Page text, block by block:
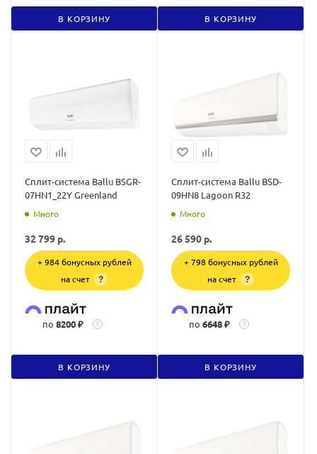
В КОРЗИНУ В КОРЗИНУ
Сплит-система Ballu BSGR-
07HN1_22Y Greenland
Много
32 799 р.
+ 984 бонусных рублей
на счет
?
по 8200 ₽ ?
В КОРЗИНУ
Сплит-система Ballu BSD-
09HN8 Lagoon R32
Много
26 590 р.
+ 798 бонусных рублей
на счет
?
по 6648 ₽ ?
В КОРЗИНУ